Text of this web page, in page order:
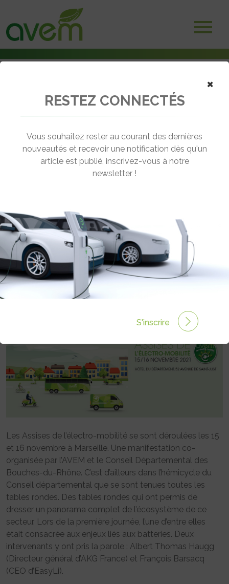
Assises de l’électro-mobilité : table ronde sur les enjeux liés aux
← Revenir aux actualités
ASSISES DE L’ÉLECTRO-MOBILITÉ :
TABLE RONDE SUR LES ENJEUX LIÉS
AUX BATTERIES
Rédigé par Emmanuel Maumon le 01 Déc 2021 à 06:00
0 commentaires
Les Assises de l’électro-mobilité se sont déroulées les 15
et 16 novembre à Marseille. Une manifestation co-
organisée par l’AVEM et le Conseil Départemental des
Bouches-du-Rhône. C’est d’ailleurs dans l’hémicycle du
Conseil départemental que se sont tenues toutes les
tables rondes. Des tables rondes qui ont permis de
dresser un panorama complet de l’écosystème de ce
secteur. Lors de la première journée, l’une d’entre elles
était consacrée aux enjeux liés aux batteries. Deux
intervenants y ont pris la parole : Albert Thomas Haugg
(Directeur général d’AKG France) et François Barsacq
(CEO d’EasyLi).
×
RESTEZ CONNECTÉS
Vous souhaitez rester au courant des dernières
nouveautés et recevoir une notification dès qu'un
article est publié, inscrivez-vous à notre
newsletter !
S'inscrire